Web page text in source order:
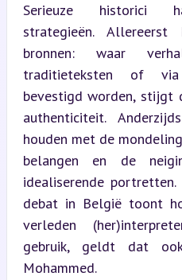
Serieuze historici
strategieën. Allereerst
bronnen: waar
traditieteksten of
bevestigd worden, stijgt
authenticiteit.
houden met de
belangen en de
idealiserende
debat in België toont
verleden
gebruik, geldt dat
Mohammed.